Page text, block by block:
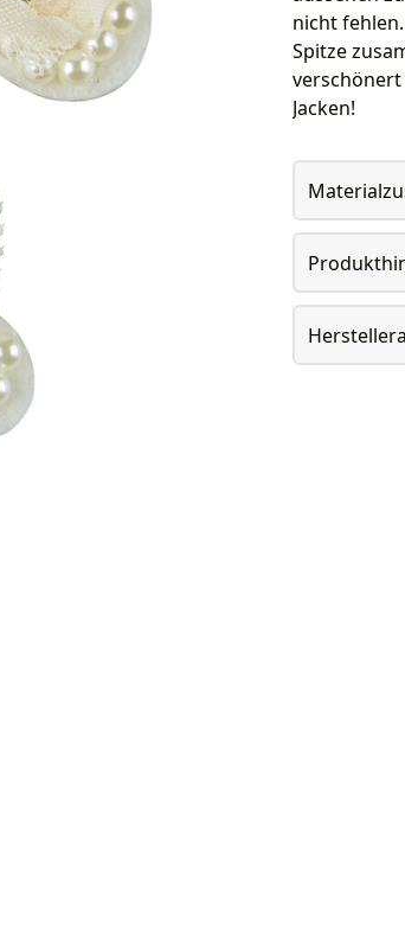
nicht
Spitze
verschönert
Jacken!